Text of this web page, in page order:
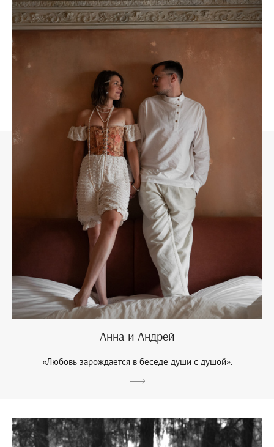
Анна и Андрей
«Любовь зарождается в беседе души с душой».